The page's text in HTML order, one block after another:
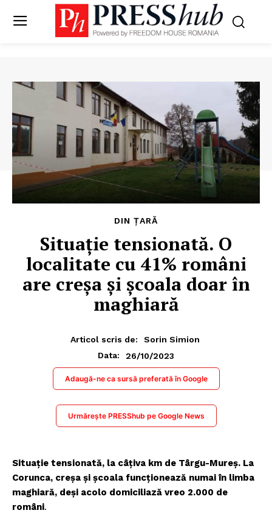
DIN ȚARĂ
Situație tensionată. O
localitate cu 41% români
are creșa și școala doar în
maghiară
Articol scris de:
Sorin Simion
Data:
26/10/2023
Adaugă-ne ca sursă preferată în Google
Urmărește PRESShub pe Google News
Situație tensionată, la câţiva km de Târgu-Mureş. La
Corunca, creşa şi şcoala funcţionează numai în limba
maghiară, deşi acolo domiciliază vreo 2.000 de
români.